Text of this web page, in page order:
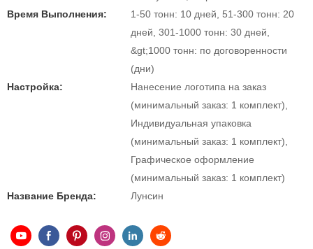
Время Выполнения:
1-50 тонн: 10 дней, 51-300 тонн: 20
дней, 301-1000 тонн: 30 дней,
&gt;1000 тонн: по договоренности
(дни)
Настройка:
Нанесение логотипа на заказ
(минимальный заказ: 1 комплект),
Индивидуальная упаковка
(минимальный заказ: 1 комплект),
Графическое оформление
(минимальный заказ: 1 комплект)
Название Бренда:
Лунсин